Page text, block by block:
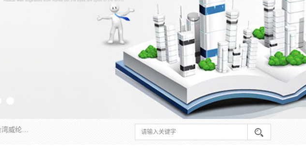
厦门晶鼎自动化科技有限公司是一家具有独立法人资格的高新技术企业；代理销售的产品有台湾威纶触摸屏，魏德米勒全系列，永宏触摸屏,威纶触摸屏,台湾威纶weinview触摸屏,台湾永宏PLC，FATEK,永宏伺服,图儿克总线，施耐德，欧姆龙，西门子，富士变频，K&N蓝系列， BUSSMANN，松下变频器，丹佛斯变频器等。